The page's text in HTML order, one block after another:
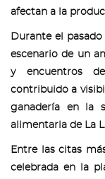
afectan a la
Durante el
escenario de un
y encuentros
contribuido a
ganadería en la
alimentaria de La
Entre las citas
celebrada en la